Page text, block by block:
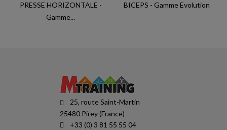
PRESSE HORIZONTALE -
Gamme...
BICEPS - Gamme Evolution
25, route Saint-Martin
25480 Pirey (France)
+33 (0) 3 81 55 55 04